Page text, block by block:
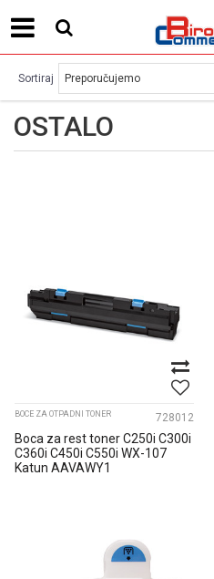
OSTALO
Sortiraj
BOCE ZA OTPADNI TONER 728012
Boca za rest toner C250i C300i
C360i C450i C550i WX-107
Katun AAVAWY1